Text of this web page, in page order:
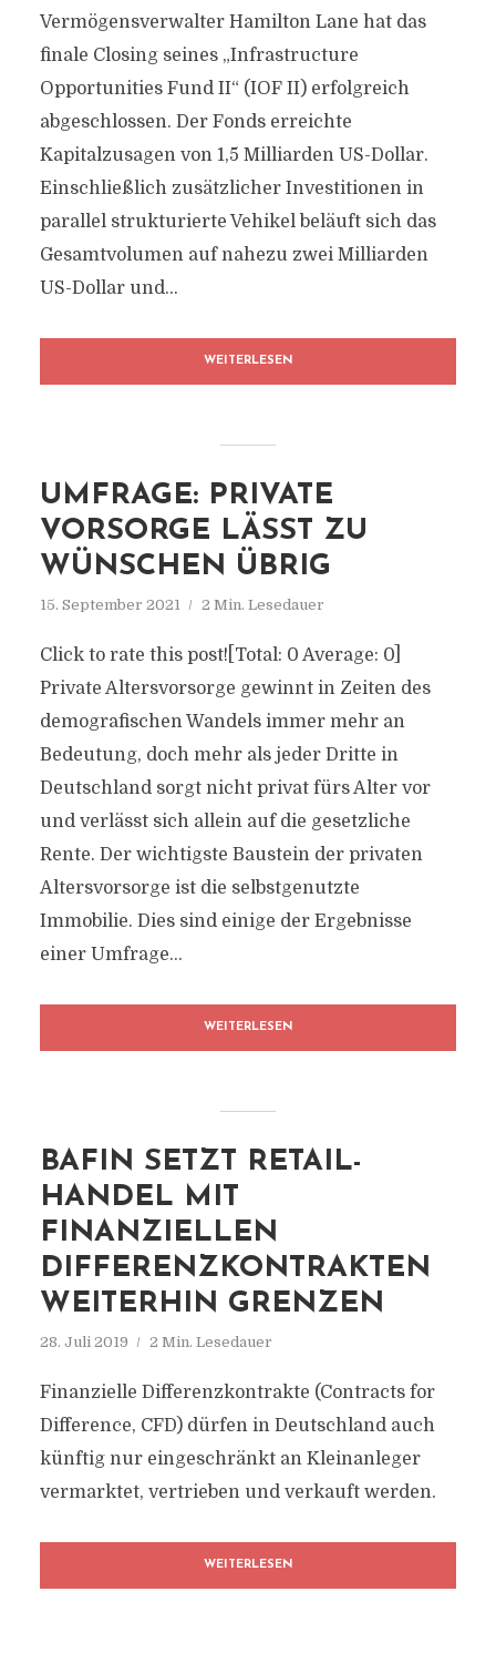
Vermögensverwalter Hamilton Lane hat das
finale Closing seines „Infrastructure
Opportunities Fund II“ (IOF II) erfolgreich
abgeschlossen. Der Fonds erreichte
Kapitalzusagen von 1,5 Milliarden US-Dollar.
Einschließlich zusätzlicher Investitionen in
parallel strukturierte Vehikel beläuft sich das
Gesamtvolumen auf nahezu zwei Milliarden
US-Dollar und...
WEITERLESEN
UMFRAGE: PRIVATE
VORSORGE LÄSST ZU
WÜNSCHEN ÜBRIG
15. September 2021 2 Min. Lesedauer
Click to rate this post![Total: 0 Average: 0]
Private Altersvorsorge gewinnt in Zeiten des
demografischen Wandels immer mehr an
Bedeutung, doch mehr als jeder Dritte in
Deutschland sorgt nicht privat fürs Alter vor
und verlässt sich allein auf die gesetzliche
Rente. Der wichtigste Baustein der privaten
Altersvorsorge ist die selbstgenutzte
Immobilie. Dies sind einige der Ergebnisse
einer Umfrage...
WEITERLESEN
BAFIN SETZT RETAIL-
HANDEL MIT
FINANZIELLEN
DIFFERENZKONTRAKTEN
WEITERHIN GRENZEN
28. Juli 2019 2 Min. Lesedauer
Finanzielle Differenzkontrakte (Contracts for
Difference, CFD) dürfen in Deutschland auch
künftig nur eingeschränkt an Kleinanleger
vermarktet, vertrieben und verkauft werden.
WEITERLESEN